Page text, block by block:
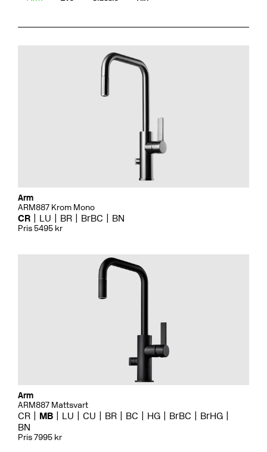
Arm
ARM887 Krom Mono
CR LU BR BrBC BN
Pris 5495 kr
Arm
ARM887 Mattsvart
CR MB LU CU BR BC HG BrBC
BrHG
BN
Pris 7995 kr